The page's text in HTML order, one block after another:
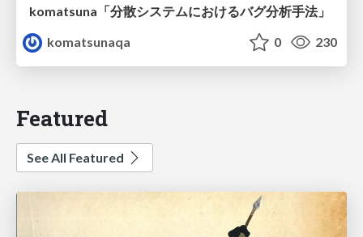
komatsuna「分散システムにおけるバグ分析手法」
komatsunaqa
0 230
Featured
See All Featured